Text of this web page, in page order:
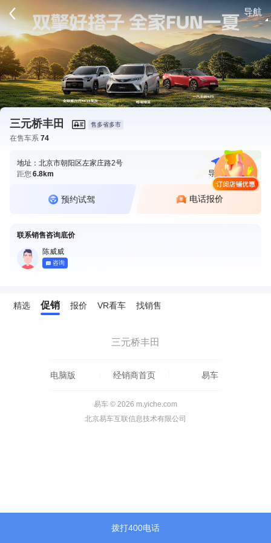
导航
三元桥丰田 售多省多市
在售车系 74
地址：北京市朝阳区左家庄路2号
距您6.8km 导航 电话
预约试驾 电话报价
联系销售咨询底价
陈威威
咨询
精选 促销 报价 VR看车 找销售
请登录
拨打400电话
三元桥丰田
电脑版 经销商首页 易车
易车 © 2026 m.yiche.com
北京易车互联信息技术有限公司